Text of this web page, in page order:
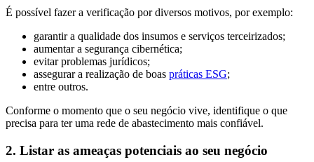
É possível fazer a verificação por diversos motivos, por exemplo:
garantir a qualidade dos insumos e serviços terceirizados;
aumentar a segurança cibernética;
evitar problemas jurídicos;
assegurar a realização de boas práticas ESG;
entre outros.
Conforme o momento que o seu negócio vive, identifique o que
precisa para ter uma rede de abastecimento mais confiável.
2. Listar as ameaças potenciais ao seu negócio